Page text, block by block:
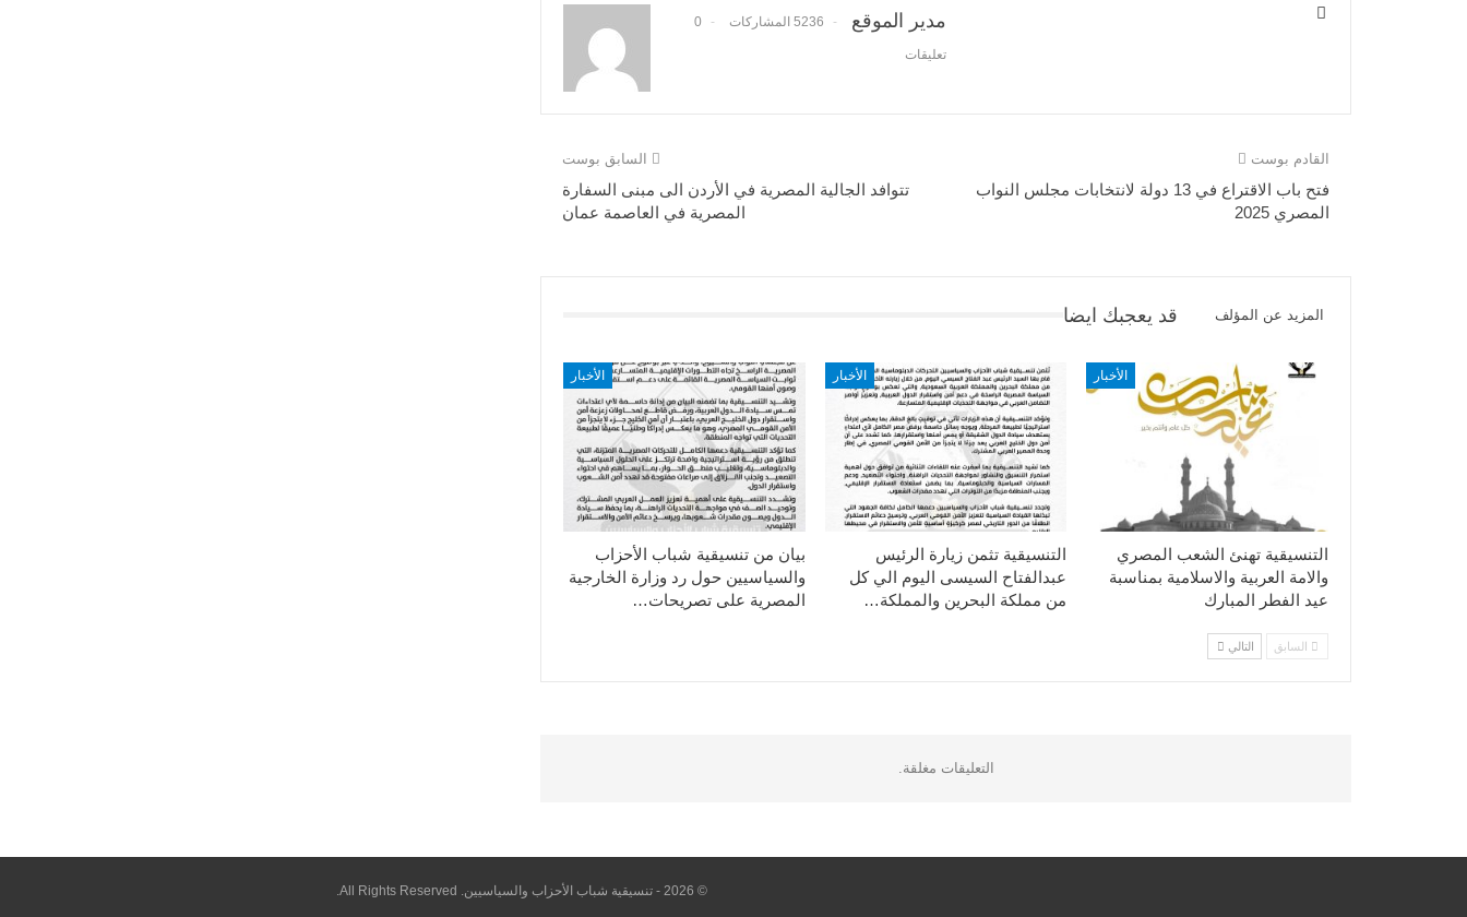
مدير الموقع 5236 المشاركات 0
تعليقات
السابق بوست
تتوافد الجالية المصرية في الأردن الى مبنى السفارة
المصرية في العاصمة عمان
القادم بوست
فتح باب الاقتراع في 13 دولة لانتخابات مجلس النواب
المصري 2025
قد يعجبك ايضا المزيد عن المؤلف
الأخبار
بيان من تنسيقية شباب الأحزاب
والسياسيين حول رد وزارة الخارجية
المصرية على تصريحات…
الأخبار
التنسيقية تثمن زيارة الرئيس
عبدالفتاح السيسى اليوم الي كل
من مملكة البحرين والمملكة…
الأخبار
التنسيقية تهنئ الشعب المصري
والامة العربية والاسلامية بمناسبة
عيد الفطر المبارك
السابق التالي
التعليقات مغلقة.
© 2026 - تنسيقية شباب الأحزاب والسياسيين. All Rights Reserved.